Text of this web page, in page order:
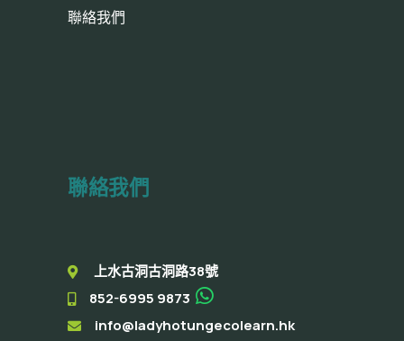
聯絡我們
聯絡我們
上水古洞古洞路38號
852-6995 9873
info@ladyhotungecolearn.hk